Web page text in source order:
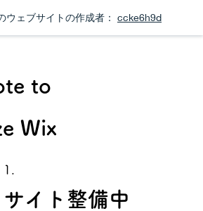
ウェブサイトの作成者： ccke6h9d
to
Wix
サイト整備中
1.